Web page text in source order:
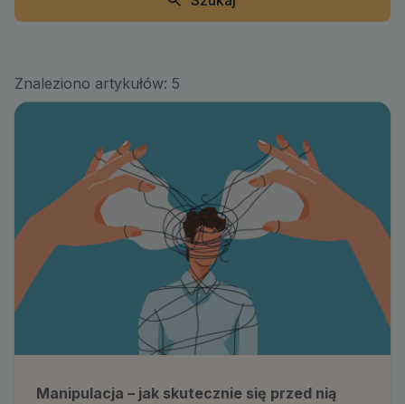
Znaleziono artykułów: 5
Manipulacja – jak skutecznie się przed nią